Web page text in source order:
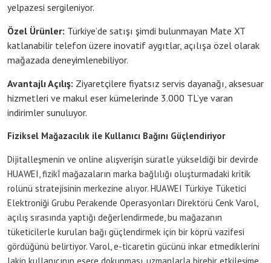
yelpazesi sergileniyor.
Özel Ürünler: Türkiye’de satışı şimdi bulunmayan Mate XT
katlanabilir telefon üzere inovatif aygıtlar, açılışa özel olarak
mağazada deneyimlenebiliyor.
Avantajlı Açılış: Ziyaretçilere fiyatsız servis dayanağı, aksesuar
hizmetleri ve makul eser kümelerinde 3.000 TL’ye varan
indirimler sunuluyor.
Fiziksel Mağazacılık ile Kullanıcı Bağını Güçlendiriyor
Dijitalleşmenin ve online alışverişin süratle yükseldiği bir devirde
HUAWEI, fizikî mağazaların marka bağlılığı oluşturmadaki kritik
rolünü stratejisinin merkezine alıyor. HUAWEI Türkiye Tüketici
Elektroniği Grubu Perakende Operasyonları Direktörü Cenk Varol,
açılış sırasında yaptığı değerlendirmede, bu mağazanın
tüketicilerle kurulan bağı güçlendirmek için bir köprü vazifesi
gördüğünü belirtiyor. Varol, e-ticaretin gücünü inkar etmediklerini